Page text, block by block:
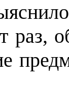
раз,